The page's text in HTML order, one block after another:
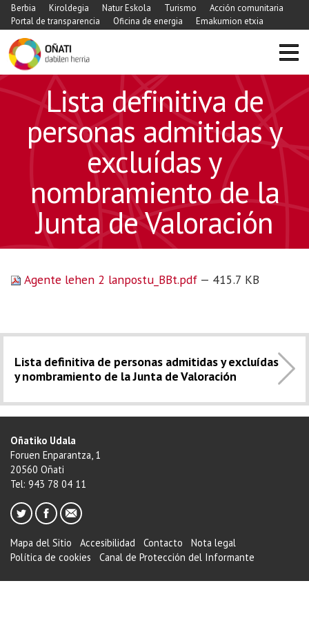
Berbia Kiroldegia Natur Eskola Turismo
Acción comunitaria
Portal de transparencia
Oficina de energia Emakumion etxia
Lista definitiva de
personas admitidas y
excluídas y
nombramiento de la
Junta de Valoración
Agente lehen 2 lanpostu_BBt.pdf — 415.7 KB
Lista definitiva de personas admitidas y excluídas
y nombramiento de la Junta de Valoración
Oñatiko Udala
Foruen Enparantza, 1
20560 Oñati
Tel: 943 78 04 11
Mapa del Sitio Accesibilidad Contacto
Nota legal
Política de cookies
Canal de Protección del Informante